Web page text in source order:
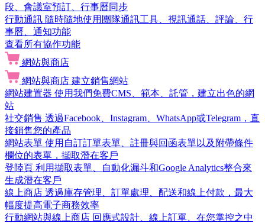
段、會議室預訂、行事曆同步
行動通訊 隨時隨地使用團隊通訊工具、視訊通話、評論、行
事曆、通知功能
查看所有協作功能
網站與商店
網站與商店 建立銷售網站
網站建置器 使用我們免費CMS、範本、託管，建立出色的網
站
社交銷售 透過Facebook、Instagram、WhatsApp或Telegram，直
接銷售您的產品
網站表單 使用自訂訂單表單、註冊與回函表單以及附帶條件
欄位的表單，擷取潛在客戶
登陸頁 利用擷取表單、自動化漏斗和Google Analytics整合來
生成潛在客戶
線上商店 透過庫存管理、訂單處理、配送和線上付款，最大
幅度提高電子商務效率
行動網站與線上商店 回應式設計、線上訂單、在您掌控之中